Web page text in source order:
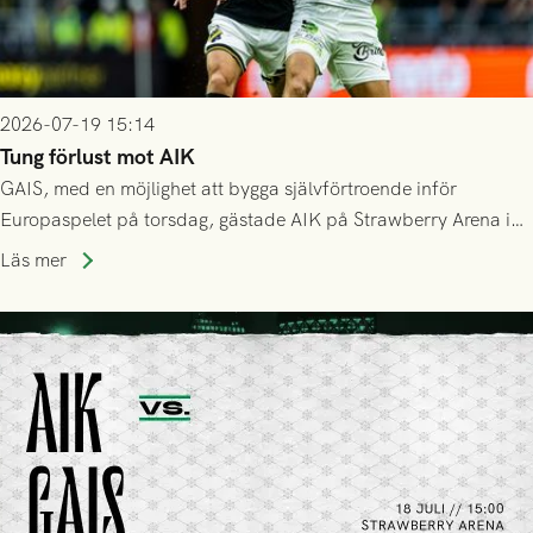
2026-07-19 15:14
Tung förlust mot AIK
GAIS, med en möjlighet att bygga självförtroende inför
Europaspelet på torsdag, gästade AIK på Strawberry Arena i
Stockholm . Men trots konstant hotande i första halvlek av
lyckades få in 2-0.
Läs mer